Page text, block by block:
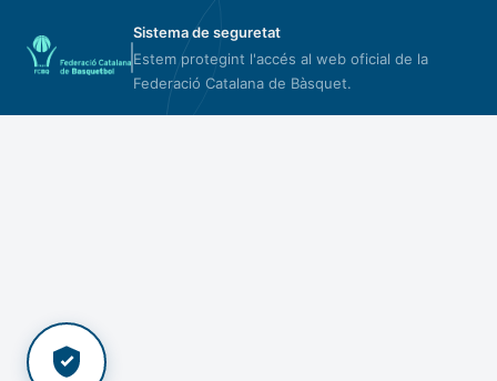
Sistema de seguretat
Estem protegint l'accés al web oficial de la
Federació Catalana de Bàsquet.